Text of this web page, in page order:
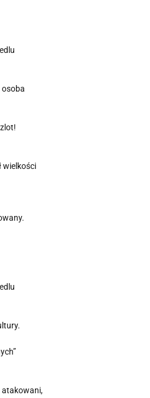
osoba
wielkości
atakowani,